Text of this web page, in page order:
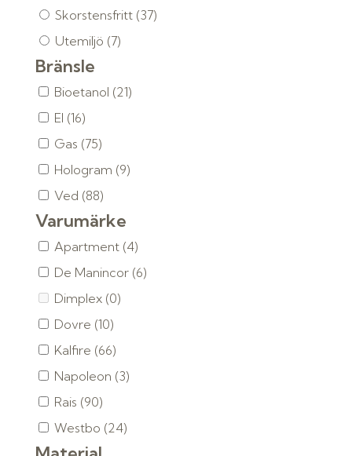
Skorstensfritt (37)
Utemiljö (7)
Bränsle
Bioetanol (21)
El (16)
Gas (75)
Hologram (9)
Ved (88)
Varumärke
Apartment (4)
De Manincor (6)
Dimplex (0)
Dovre (10)
Kalfire (66)
Napoleon (3)
Rais (90)
Westbo (24)